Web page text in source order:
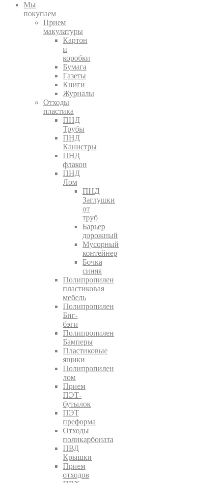
Мы
покупаем
Прием
макулатуры
Картон
и
коробки
Бумага
Газеты
Книги
Журналы
Отходы
пластика
ПНД
Трубы
ПНД
Канистры
ПНД
флакон
ПНД
Лом
ПНД
Заглушки
от
труб
Барьер
дорожный
Мусорный
контейнер
Бочка
синяя
Полипропилен
пластиковая
мебель
Полипропилен
Биг-
бэги
Полипропилен
Бамперы
Пластиковые
ящики
Полипропилен
лом
Прием
ПЭТ-
бутылок
ПЭТ
преформа
Отходы
поликарбоната
ПВД
Крышки
Прием
отходов